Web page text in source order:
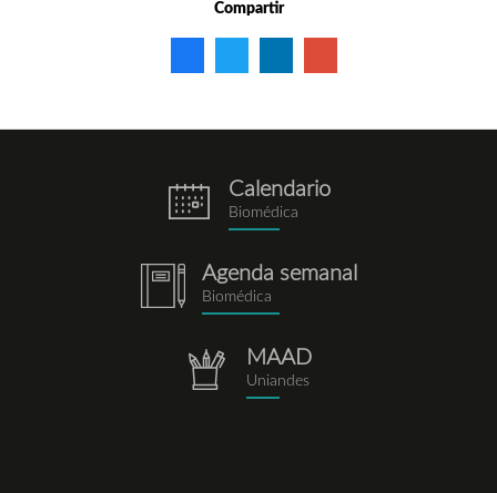
Compartir
eventos.png
Calendario
Biomédica
notebook.png
Agenda semanal
Biomédica
repositorio.png
MAAD
Uniandes